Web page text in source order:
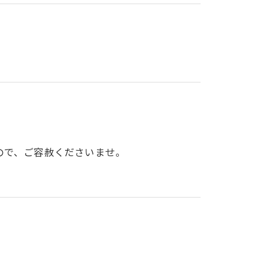
、ご容赦くださいませ。